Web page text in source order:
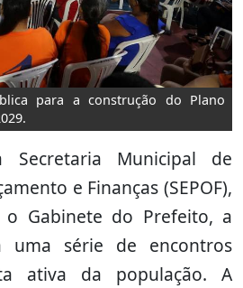
para a construção do Plano
Secretaria Municipal de
e Finanças (SEPOF),
Gabinete do Prefeito, a
uma série de encontros
ativa da população. A